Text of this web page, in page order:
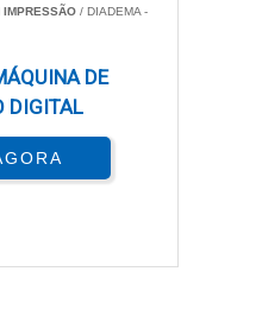
IMPRESSÃO / DIADEMA -
DE
DIGITAL